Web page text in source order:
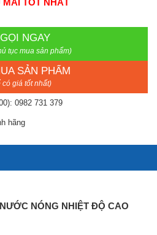
MÃI TỐT NHẤT
NGAY
tục mua sản phẩm)
SẢN PHẨM
giá tốt nhất)
0982 731 379
hãng
NÓNG NHIỆT ĐỘ CAO